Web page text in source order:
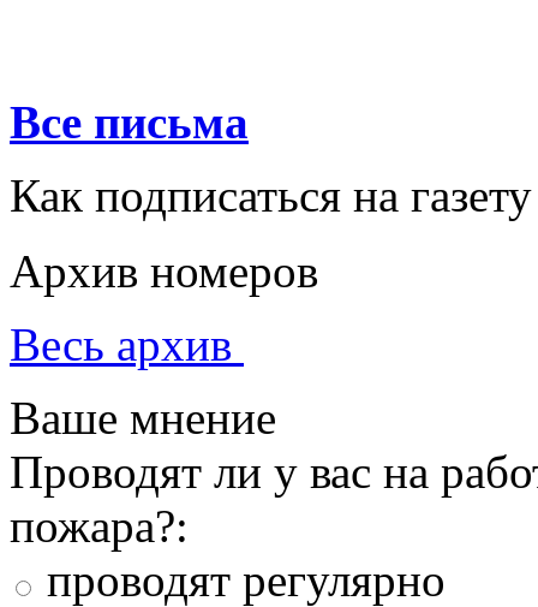
Все письма
Как подписаться на газету
Архив номеров
Весь архив
Ваше мнение
Проводят ли у вас на
пожара?:
проводят регулярно